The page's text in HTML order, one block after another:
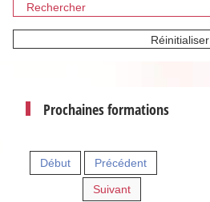
Rechercher
Réinitialiser
Prochaines formations
Début Précédent
Suivant